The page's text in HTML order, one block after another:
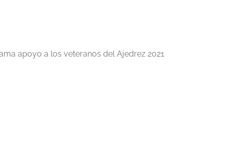
apoyo a los veteranos del Ajedrez 2021